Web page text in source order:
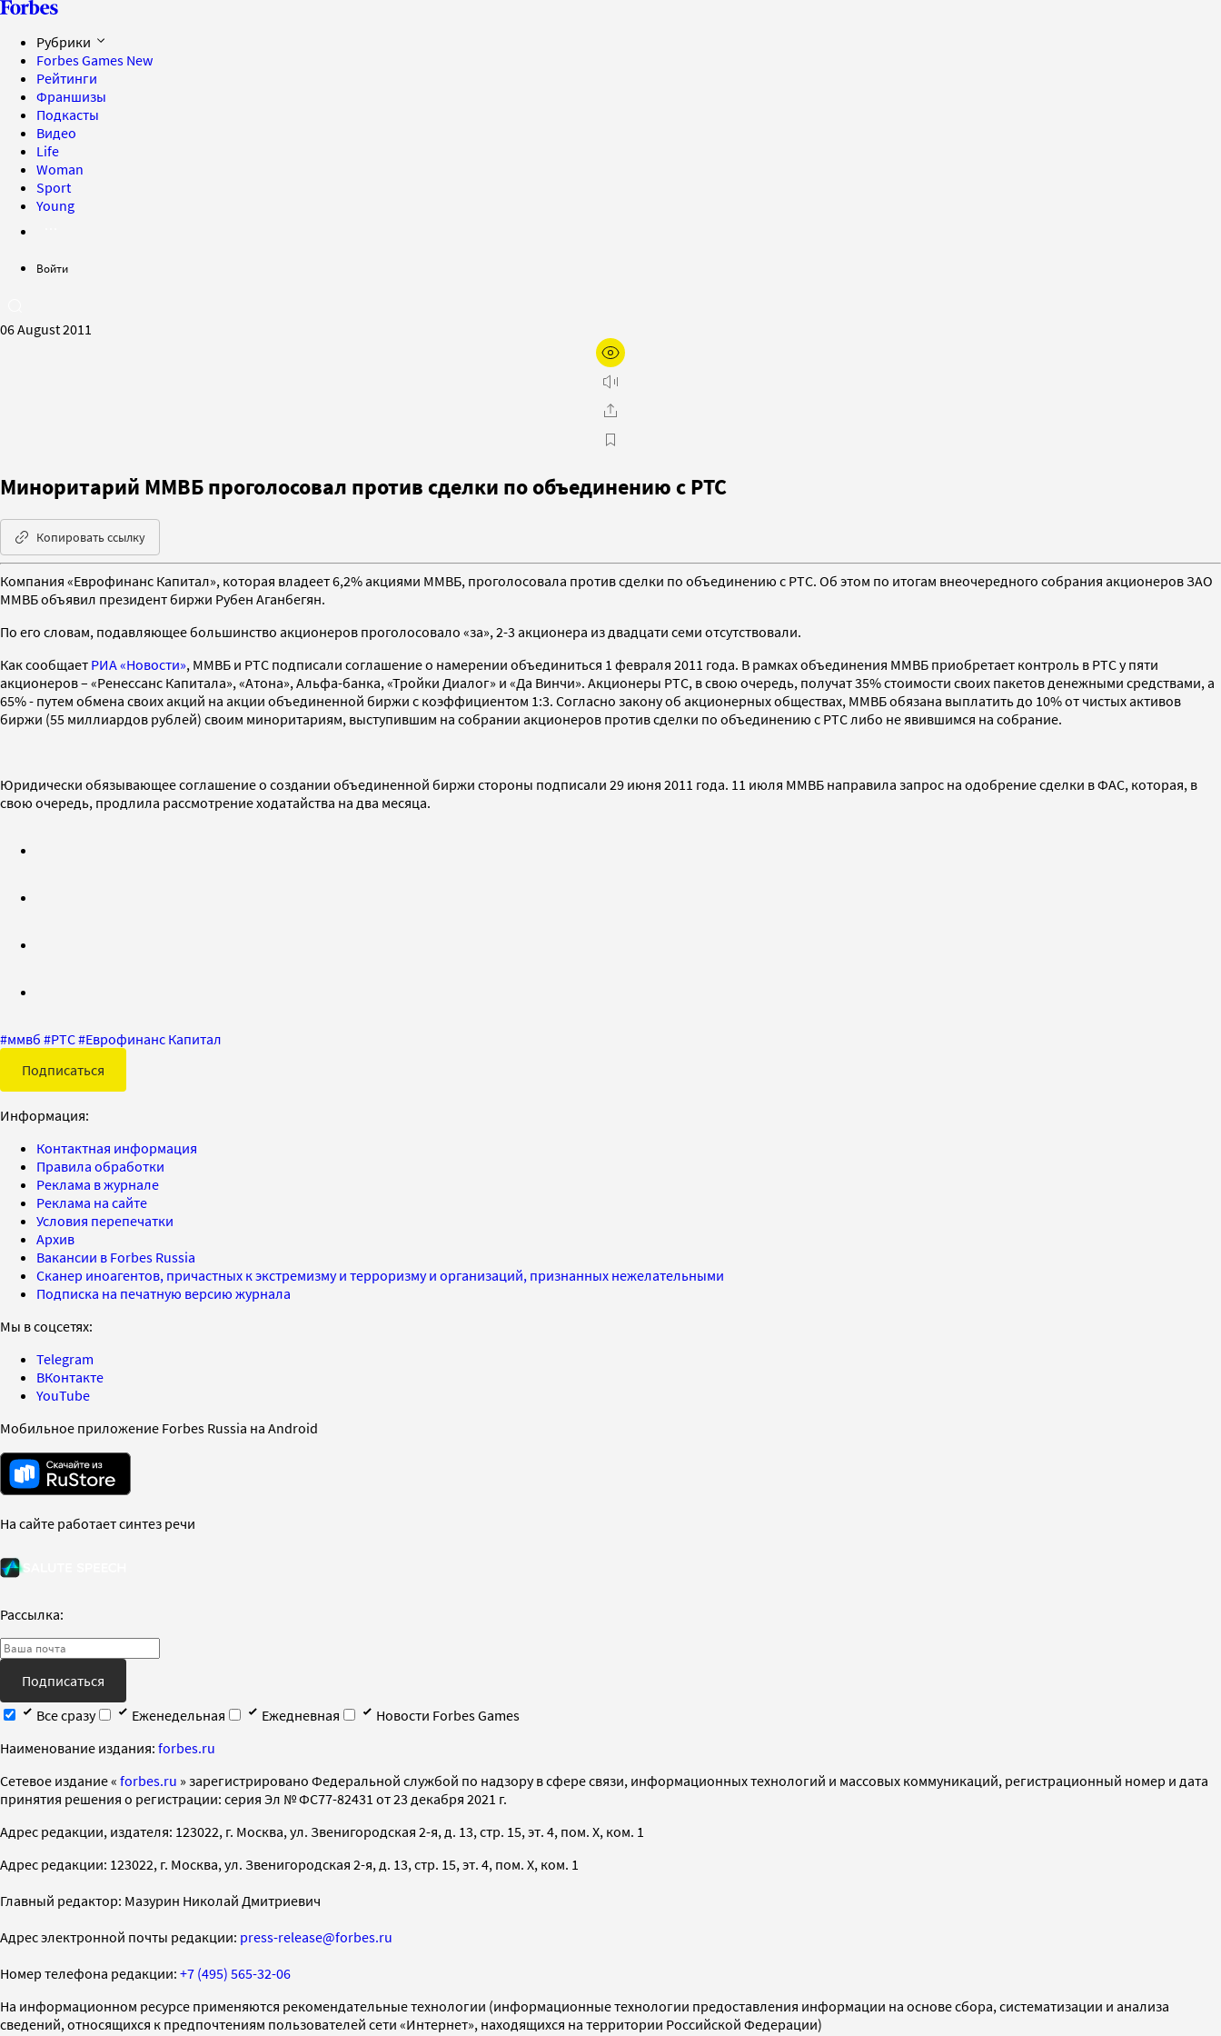
Рубрики
Forbes Games New
Рейтинги
Франшизы
Подкасты
Видео
Life
Woman
Sport
Young
Войти
06 August 2011
Миноритарий ММВБ проголосовал против сделки по объединению с РТС
Копировать ссылку
Компания «Еврофинанс Капитал», которая владеет 6,2% акциями ММВБ, проголосовала против сделки по объединению с РТС. Об этом по итогам внеочередного собрания акционеров ЗАО
ММВБ объявил президент биржи Рубен Аганбегян.
По его словам, подавляющее большинство акционеров проголосовало «за», 2-3 акционера из двадцати семи отсутствовали.
Как сообщает РИА «Новости», ММВБ и РТС подписали соглашение о намерении объединиться 1 февраля 2011 года. В рамках объединения ММВБ приобретает контроль в РТС у пяти
акционеров – «Ренессанс Капитала», «Атона», Альфа-банка, «Тройки Диалог» и «Да Винчи». Акционеры РТС, в свою очередь, получат 35% стоимости своих пакетов денежными средствами, а
65% - путем обмена своих акций на акции объединенной биржи с коэффициентом 1:3. Согласно закону об акционерных обществах, ММВБ обязана выплатить до 10% от чистых активов
биржи (55 миллиардов рублей) своим миноритариям, выступившим на собрании акционеров против сделки по объединению с РТС либо не явившимся на собрание.
Юридически обязывающее соглашение о создании объединенной биржи стороны подписали 29 июня 2011 года. 11 июля ММВБ направила запрос на одобрение сделки в ФАС, которая, в
свою очередь, продлила рассмотрение ходатайства на два месяца.
#ммвб #РТС#Еврофинанс Капитал
Подписаться
Информация:
Контактная информация
Правила обработки
Реклама в журнале
Реклама на сайте
Условия перепечатки
Архив
Вакансии в Forbes Russia
Сканер иноагентов, причастных к экстремизму и терроризму и организаций, признанных нежелательными
Подписка на печатную версию журнала
Мы в соцсетях:
Telegram
ВКонтакте
YouTube
Мобильное приложение Forbes Russia на Android
На сайте работает синтез речи
Рассылка:
Подписаться
Все сразу
Еженедельная Ежедневная
Новости Forbes Games
Наименование издания: forbes.ru
Cетевое издание « forbes.ru » зарегистрировано Федеральной службой по надзору в сфере связи, информационных технологий и массовых коммуникаций, регистрационный номер и дата
принятия решения о регистрации: серия Эл № ФС77-82431 от 23 декабря 2021 г.
Адрес редакции, издателя: 123022, г. Москва, ул. Звенигородская 2-я, д. 13, стр. 15, эт. 4, пом. X, ком. 1
Адрес редакции: 123022, г. Москва, ул. Звенигородская 2-я, д. 13, стр. 15, эт. 4, пом. X, ком. 1
Главный редактор: Мазурин Николай Дмитриевич
Адрес электронной почты редакции: press-release@forbes.ru
Номер телефона редакции: +7 (495) 565-32-06
На информационном ресурсе применяются рекомендательные технологии (информационные технологии предоставления информации на основе сбора, систематизации и анализа
сведений, относящихся к предпочтениям пользователей сети «Интернет», находящихся на территории Российской Федерации)